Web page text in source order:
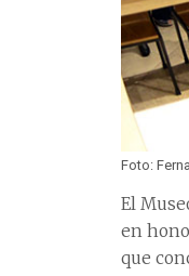
Foto:
El
en
que